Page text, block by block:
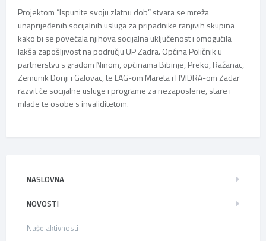
Projektom “Ispunite svoju zlatnu dob” stvara se mreža
unaprijeđenih socijalnih usluga za pripadnike ranjivih skupina
kako bi se povećala njihova socijalna uključenost i omogućila
lakša zapošljivost na području UP Zadra. Općina Poličnik u
partnerstvu s gradom Ninom, općinama Bibinje, Preko, Ražanac,
Zemunik Donji i Galovac, te LAG-om Mareta i HVIDRA-om Zadar
razvit će socijalne usluge i programe za nezaposlene, stare i
mlade te osobe s invaliditetom.
NASLOVNA
NOVOSTI
Naše aktivnosti